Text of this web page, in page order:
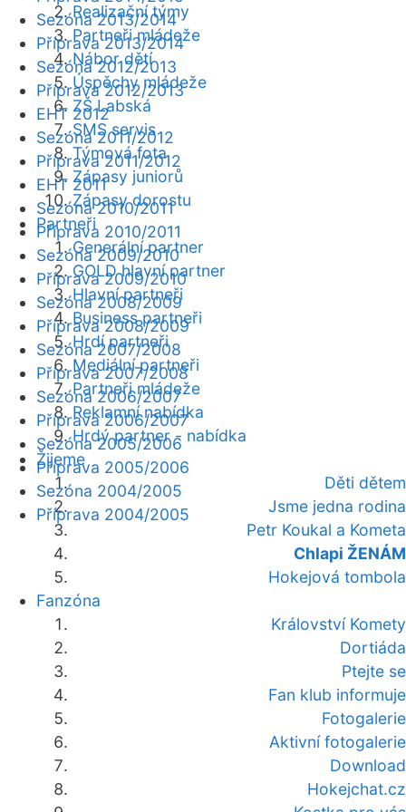
Realizační týmy
Partneři mládeže
Nábor dětí
Úspěchy mládeže
ZŠ Labská
SMS servis
Týmová fota
Zápasy juniorů
Zápasy dorostu
Partneři
Generální partner
GOLD hlavní partner
Hlavní partneři
Business partneři
Hrdí partneři
Mediální partneři
Partneři mládeže
Reklamní nabídka
Hrdý partner - nabídka
Žijeme
Děti dětem
Jsme jedna rodina
Petr Koukal a Kometa
Chlapi ŽENÁM
Hokejová tombola
Fanzóna
Království Komety
Dortiáda
Ptejte se
Fan klub informuje
Fotogalerie
Aktivní fotogalerie
Download
Hokejchat.cz
Sezóna 2013/2014
Příprava 2013/2014
Sezóna 2012/2013
Příprava 2012/2013
EHT 2012
Sezóna 2011/2012
Příprava 2011/2012
EHT 2011
Sezóna 2010/2011
Příprava 2010/2011
Sezóna 2009/2010
Příprava 2009/2010
Sezóna 2008/2009
Příprava 2008/2009
Sezóna 2007/2008
Příprava 2007/2008
Sezóna 2006/2007
Příprava 2006/2007
Sezóna 2005/2006
Příprava 2005/2006
Sezóna 2004/2005
Příprava 2004/2005